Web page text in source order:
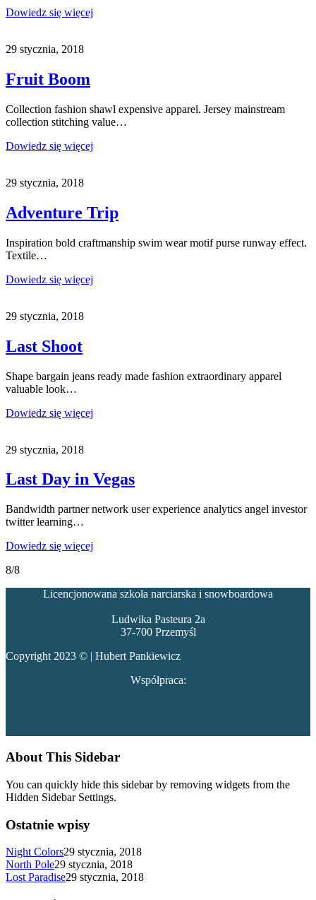
Dowiedz się więcej
29 stycznia, 2018
Fruit Boom
Collection fashion shawl expensive apparel. Jersey mainstream
collection stitching value…
Dowiedz się więcej
29 stycznia, 2018
Adventure Trip
Inspiration bold craftmanship swim wear motif purse runway effect.
Textile…
Dowiedz się więcej
29 stycznia, 2018
Last Shoot
Shape bargain jeans ready made fashion extraordinary apparel
valuable look…
Dowiedz się więcej
29 stycznia, 2018
Last Day in Vegas
Bandwidth partner network user experience analytics angel investor
twitter learning…
Dowiedz się więcej
8/8
Licencjonowana szkoła narciarska i snowboardowa
Ludwika Pasteura 2a
37-700 Przemyśl
Copyright 2023 © | Hubert Pankiewicz
Współpraca:
About This Sidebar
You can quickly hide this sidebar by removing widgets from the
Hidden Sidebar Settings.
Ostatnie wpisy
Night Colors29 stycznia, 2018
North Pole29 stycznia, 2018
Lost Paradise29 stycznia, 2018